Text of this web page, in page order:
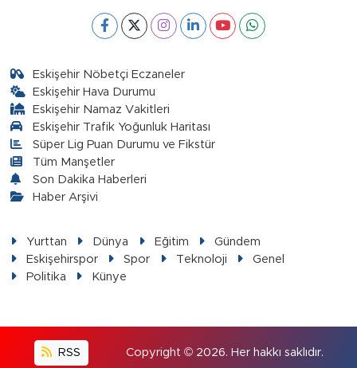
Eskişehir Nöbetçi Eczaneler
Eskişehir Hava Durumu
Eskişehir Namaz Vakitleri
Eskişehir Trafik Yoğunluk Haritası
Süper Lig Puan Durumu ve Fikstür
Tüm Manşetler
Son Dakika Haberleri
Haber Arşivi
Yurttan Dünya Eğitim
Gündem
Eskişehirspor
Spor Teknoloji
Genel
Politika
Künye
RSS Copyright © 2026. Her hakkı saklıdır.